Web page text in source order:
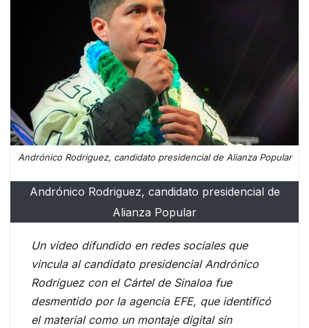
Andrónico Rodriguez, candidato presidencial de Alianza Popular
Andrónico Rodriguez, candidato presidencial de
Alianza Popular
Un video difundido en redes sociales que
vincula al candidato presidencial Andrónico
Rodríguez con el Cártel de Sinaloa fue
desmentido por la agencia EFE, que identificó
el material como un montaje digital sin